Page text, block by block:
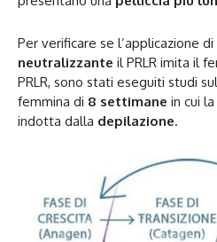
Per verificare se l’applicazione
neutralizzante il PRLR imita il
PRLR, sono stati eseguiti studi
femmina di 8 settimane in cui
indotta dalla depilazione.